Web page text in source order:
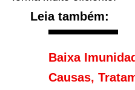
Leia também:
Baixa
Causas,